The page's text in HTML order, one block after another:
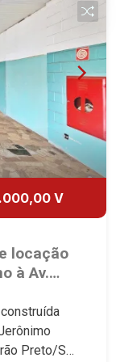
V
locação
à Av.
Preto/SP.